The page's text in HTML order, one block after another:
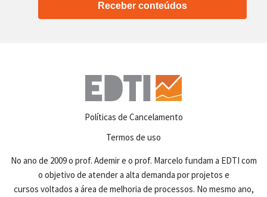
Receber conteúdos
Políticas de Cancelamento
Termos de uso
No ano de 2009 o prof. Ademir e o prof. Marcelo fundam a EDTI com
o objetivo de atender a alta demanda por projetos e
cursos voltados a área de melhoria de processos. No mesmo ano,